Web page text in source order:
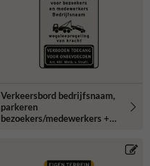
Verkeersbord bedrijfsnaam,
parkeren
bezoekers/medewerkers +